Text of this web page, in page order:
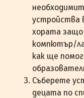
устройства
хората защо
компютър/
как ще
Съберете
децата по